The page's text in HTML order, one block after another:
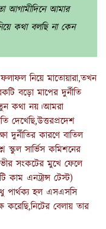
আগামীদিনে আমার
কথা বলছি না কেন
নিয়ে মাতোয়ারা,তখন
বড়ো মাপের দুর্নীতি
কথা নয়।আমরা
দেখেছি,উত্তরপ্রদেশ
দুর্নীতির কারণে বাতিল
স্কুল সার্ভিস কমিশনের
সংকটের মুখে ফেলে
কাম এনট্রান্স টেস্ট)
পার্থক্য হল এসএসসি
করেছি,নিটের বেলায় তার